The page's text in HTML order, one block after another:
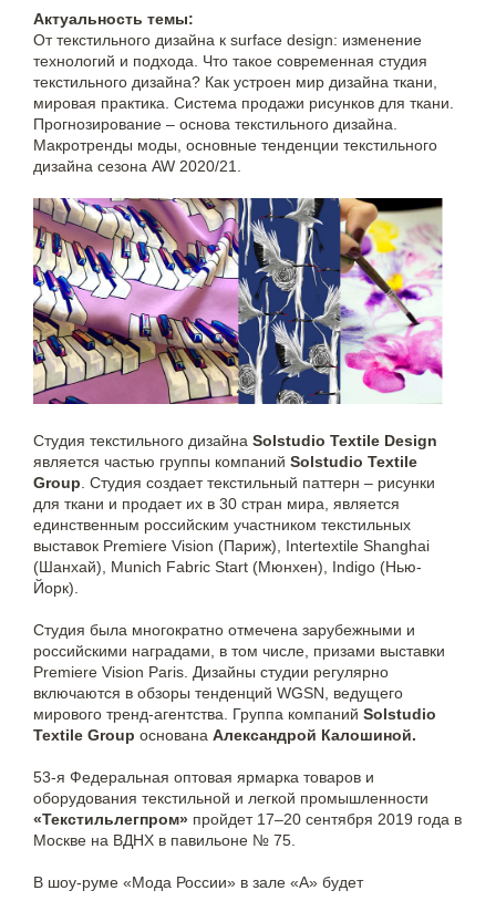
Актуальность темы:
От текстильного дизайна к surface design: изменение
технологий и подхода. Что такое современная студия
текстильного дизайна? Как устроен мир дизайна ткани,
мировая практика. Система продажи рисунков для ткани.
Прогнозирование – основа текстильного дизайна.
Макротренды моды, основные тенденции текстильного
дизайна сезона AW 2020/21.
Студия текстильного дизайна Solstudio Textile Design
является частью группы компаний Solstudio Textile
Group . Студия создает текстильный паттерн – рисунки
для ткани и продает их в 30 стран мира, является
единственным российским участником текстильных
выставок Premiere Vision (Париж), Intertextile Shanghai
(Шанхай), Munich Fabric Start (Мюнхен), Indigo (Нью-
Йорк).
Студия была многократно отмечена зарубежными и
российскими наградами, в том числе, призами выставки
Premiere Vision Paris. Дизайны студии регулярно
включаются в обзоры тенденций WGSN, ведущего
мирового тренд-агентства. Группа компаний Solstudio
Textile Group основана Александрой Калошиной.
53-я Федеральная оптовая ярмарка товаров и
оборудования текстильной и легкой промышленности
«Текстильлегпром» пройдет 17–20 сентября 2019 года в
Москве на ВДНХ в павильоне № 75.
В шоу-руме «Мода России» в зале «А» будет